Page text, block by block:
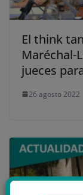
El think
Maréchal-
jueces
26 agosto 2022